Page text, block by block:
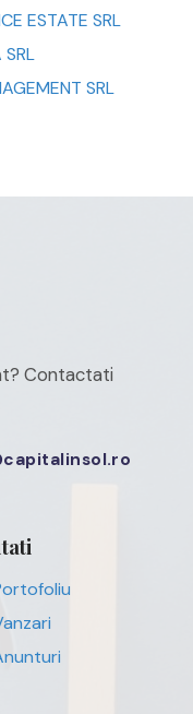
ESTATE SRL
SRL
SRL
Contactati